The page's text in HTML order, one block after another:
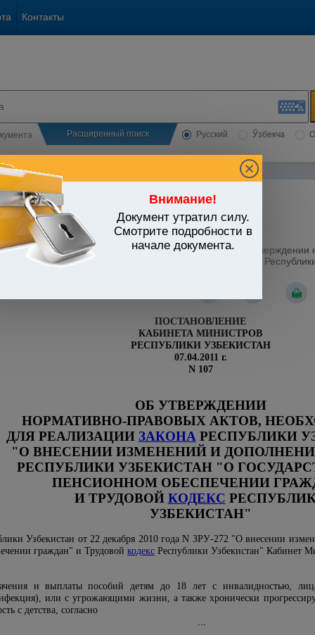
Контакты
Расширенный поиск Русский Ўзбекча
Внимание!
Документ утратил силу.
Смотрите подробности в
начале документа.
Республики Узбекистан от 07.04.2011 г. N 107 "Об
"О внесении изменений и дополнений в Закон
Республики Узбекистан"
ПОСТАНОВЛЕНИЕ
КАБИНЕТА МИНИСТРОВ
РЕСПУБЛИКИ УЗБЕКИСТАН
07.04.2011 г.
N 107
ОБ УТВЕРЖДЕНИИ
НОРМАТИВНО-ПРАВОВЫХ АКТОВ,
ДЛЯ РЕАЛИЗАЦИИ ЗАКОНА РЕСПУБЛИКИ
"О ВНЕСЕНИИ ИЗМЕНЕНИЙ И
РЕСПУБЛИКИ УЗБЕКИСТАН "О
ПЕНСИОННОМ ОБЕСПЕЧЕНИИ
И ТРУДОВОЙ КОДЕКС
УЗБЕКИСТАН"
Узбекистан от 22 декабря 2010 года N ЗРУ-272 "О внесении
граждан" и Трудовой кодекс Республики Узбекистан" Кабинет
и выплаты пособий детям до 18 лет с инвалидностью,
, или с угрожающими жизни, а также хронически
с детства, согласно